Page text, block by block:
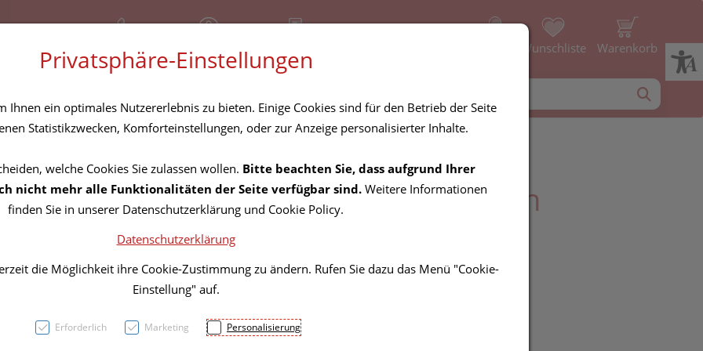
+43 (01) 3683167 Geschlossen Wunschliste Warenkorb
LeStoff Hamamtuch
31,91 EUR
Privatsphäre-Einstellungen
Ihnen ein optimales Nutzererlebnis zu bieten. Einige Cookies sind für den Betrieb der Seite
Statistikzwecken, Komforteinstellungen, oder zur Anzeige personalisierter Inhalte.
welche Cookies Sie zulassen wollen. Bitte beachten Sie, dass aufgrund Ihrer
nicht mehr alle Funktionalitäten der Seite verfügbar sind. Weitere Informationen
finden Sie in unserer Datenschutzerklärung und Cookie Policy.
Datenschutzerklärung
die Möglichkeit ihre Cookie-Zustimmung zu ändern. Rufen Sie dazu das Menü "Cookie-
Einstellung" auf.
Erforderlich Marketing Personalisierung